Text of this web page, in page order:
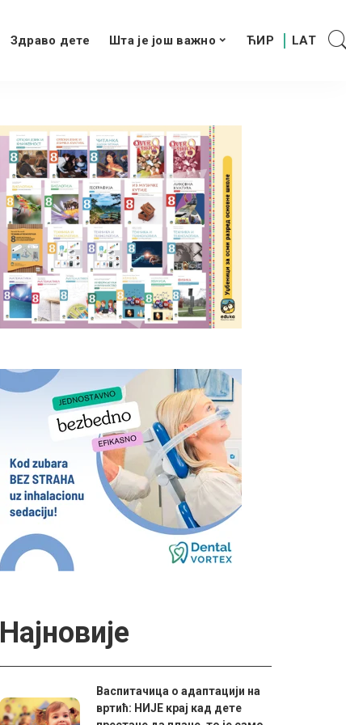
Здраво дете Шта је још важно
Најновије
Васпитачица о адаптацији на
вртић: НИЈЕ крај кад дете